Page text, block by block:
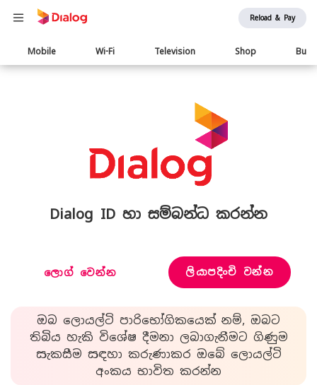
Reload & Pay
Main
navigation
Mobile Wi-Fi Television Shop
Dialog ID හා සම්බන්ධ කරන්න
ලොග් වෙන්න ලියාපදිංචි වන්න
ඔබ ලොයල්ටි පාරිභෝගිකයෙක් නම්, ඔබට
තිබිය හැකි විශේෂ දීමනා ලබාගැනීමට ගිණුම
සැකසීම සඳහා කරුණාකර ඔබේ ලොයල්ටි
අංකය භාවිත කරන්න